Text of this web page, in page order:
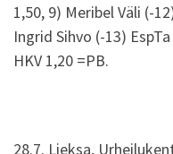
1,50, 9) Meribel Väli (-
Ingrid Sihvo (-13)
HKV 1,20 =PB.
28.7. Lieksa,